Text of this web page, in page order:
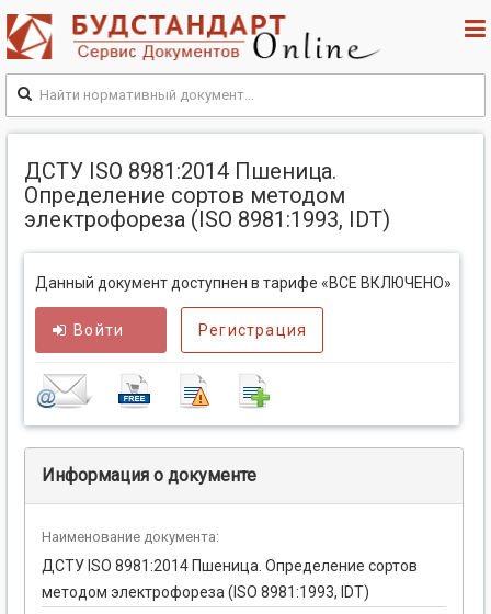
ДСТУ ISO 8981:2014 Пшеница.
Определение сортов методом
электрофореза (ISO 8981:1993, IDT)
Данный документ доступнен в тарифе «ВСЕ ВКЛЮЧЕНО»
Войти Регистрация
Информация о документе
Наименование документа:
ДСТУ ISO 8981:2014 Пшеница. Определение сортов
методом электрофореза (ISO 8981:1993, IDT)